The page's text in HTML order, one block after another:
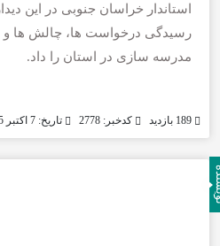
استاندار خراسان جنوبی در این
رسیدگی درخواست ها، چالش ها و
مدرسه سازی در استان را داد.
کدخبر: 2778 تاریخ: 7 اکتبر 2025